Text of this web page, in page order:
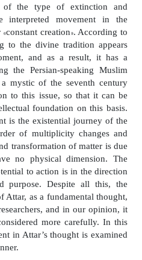
of the type of extinction and
interpreted movement in the
»constant creation«. According to
to the divine tradition appears
and as a result, it has a
the Persian-speaking Muslim
mystic of the seventh century
to this issue, so that it can be
foundation on this basis.
is the existential journey of the
of multiplicity changes and
transformation of matter is due
no physical dimension. The
to action is in the direction
purpose. Despite all this, the
as a fundamental thought,
and in our opinion, it
more carefully. In this
in Attar’s thought is examined